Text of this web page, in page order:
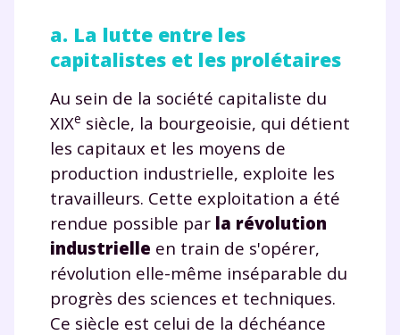
a. La lutte entre les
capitalistes et les prolétaires
Au sein de la société capitaliste du
XIXe siècle, la bourgeoisie, qui détient
les capitaux et les moyens de
production industrielle, exploite les
travailleurs. Cette exploitation a été
rendue possible par la révolution
industrielle en train de s'opérer,
révolution elle-même inséparable du
progrès des sciences et techniques.
Ce siècle est celui de la déchéance